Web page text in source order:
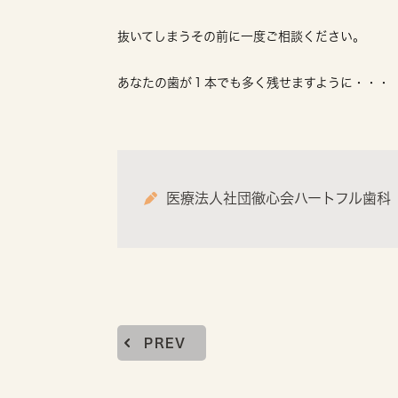
抜いてしまうその前に一度ご相談ください。
あなたの歯が１本でも多く残せますように・・・
医療法人社団徹心会ハートフル歯科
PREV